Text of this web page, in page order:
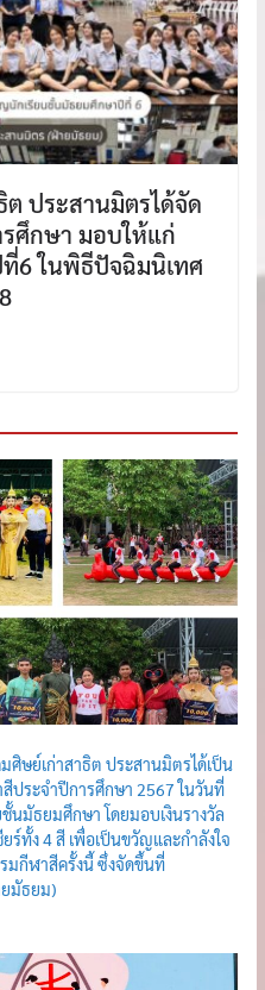
ประสานมิตรได้จัด
ศึกษา มอบให้แก่
6 ในพิธีปัจฉิมนิเทศ
ษย์เก่าสาธิต ประสานมิตรได้เป็น
ประจำปีการศึกษา 2567 ในวันที่
นมัธยมศึกษา โดยมอบเงินรางวัล
ทั้ง 4 สี เพื่อเป็นขวัญและกำลังใจ
มกีฬาสีครั้งนี้ ซึ่งจัดขึ้นที่
ยมัธยม)